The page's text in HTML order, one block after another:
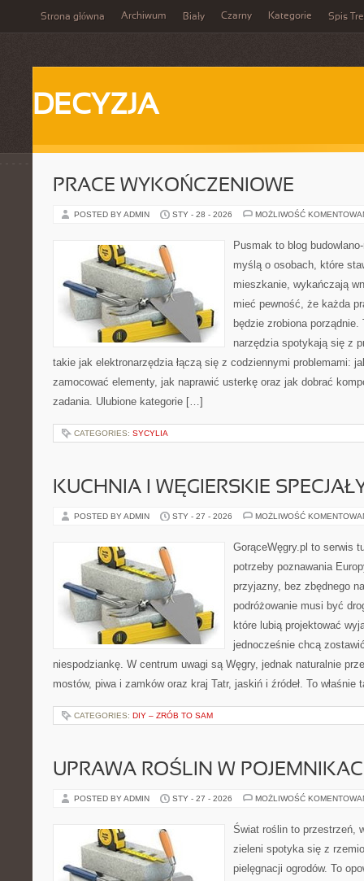
Strona główna Archiwum Biały Czarny Kategorie Spis
DECYZJA
PRACE WYKOŃCZENIOWE
POSTED BY ADMIN STY - 28 - 2026 MOŻLIWOŚĆ
Pusmak to blog
myślą o osobach, które
mieszkanie, wykańczają
mieć pewność, że każda
będzie zrobiona
narzędzia spotykają się z
takie jak elektronarzędzia łączą się z codziennymi problemami:
zamocować elementy, jak naprawić usterkę oraz jak dobrać
zadania. Ulubione kategorie […]
CATEGORIES: SYCYLIA
KUCHNIA I WĘGIERSKIE
POSTED BY ADMIN STY - 27 - 2026 MOŻLIWOŚĆ
GorąceWęgry.pl to serwis
potrzeby poznawania
przyjazny, bez zbędnego
podróżowanie musi być
które lubią projektować
jednocześnie chcą
niespodziankę. W centrum uwagi są Węgry, jednak naturalnie
mostów, piwa i zamków oraz kraj Tatr, jaskiń i źródeł. To
CATEGORIES: DIY – ZRÓB TO SAM
UPRAWA ROŚLIN W
POSTED BY ADMIN STY - 27 - 2026 MOŻLIWOŚĆ
Świat roślin to przestrzeń,
zieleni spotyka się z
pielęgnacji ogrodów. To